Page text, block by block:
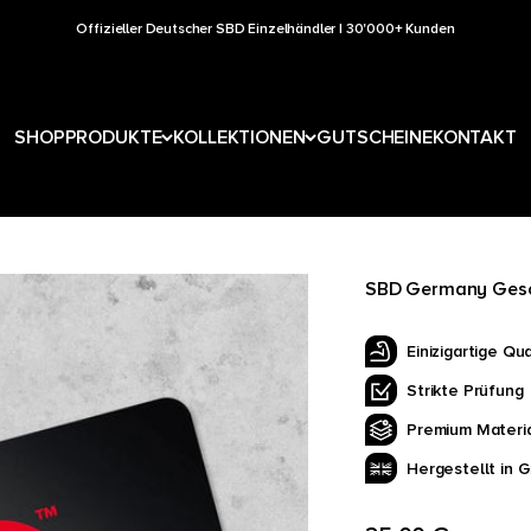
Offizieller Deutscher SBD Einzelhändler | 30'000+ Kunden
SHOPPRODUKTE KOLLEKTIONEN GUTSCHEINEKONTAKT
SBD Germany
Einizigartige
Strikte Prüfung
Premium
Hergestellt in